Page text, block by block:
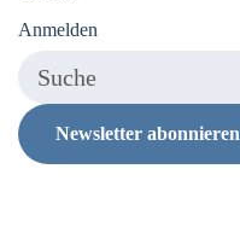
Anmelden
Newsletter abonnieren